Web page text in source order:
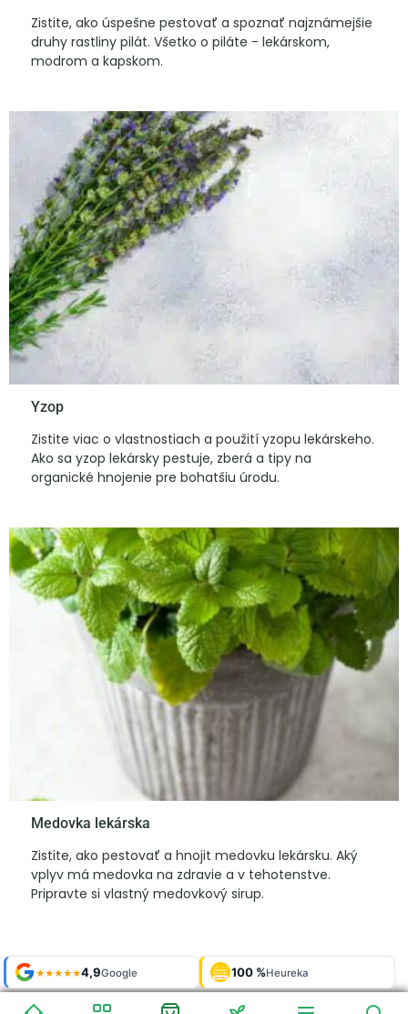
Zistite, ako úspešne pestovať a spoznať najznámejšie
druhy rastliny pilát. Všetko o piláte - lekárskom,
modrom a kapskom.
Yzop
Zistite viac o vlastnostiach a použití yzopu lekárskeho.
Ako sa yzop lekársky pestuje, zberá a tipy na
organické hnojenie pre bohatšiu úrodu.
Medovka lekárska
Zistite, ako pestovať a hnojit medovku lekársku. Aký
vplyv má medovka na zdravie a v tehotenstve.
Pripravte si vlastný medovkový sirup.
★★★★★4,9Google OVĚŘENO
ZÁKAZNÍKY
Heureka 100 %Heureka
Shop roku'24 + '25 Galerie925 fotek
★★★★★4,9Google OVĚŘENO
ZÁKAZNÍKY
Heureka 100 %Heureka
Shop roku'24 + '25 Galerie925 fotek